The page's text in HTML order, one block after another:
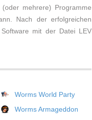
mehrere) Programme
Nach der erfolgreichen
mit der Datei LEV
Worms World Party
Worms Armageddon